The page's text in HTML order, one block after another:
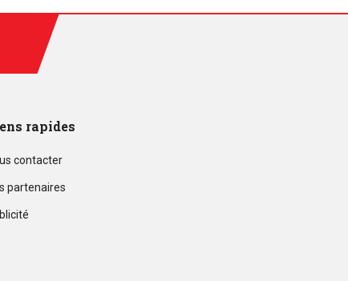
rapides
contacter
partenaires